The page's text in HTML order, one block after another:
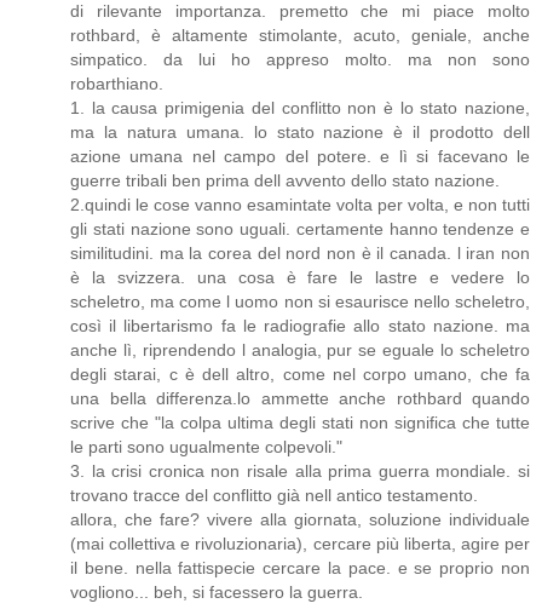
di rilevante importanza. premetto che mi piace molto
rothbard, è altamente stimolante, acuto, geniale, anche
simpatico. da lui ho appreso molto. ma non sono
robarthiano.
1. la causa primigenia del conflitto non è lo stato nazione,
ma la natura umana. lo stato nazione è il prodotto dell
azione umana nel campo del potere. e lì si facevano le
guerre tribali ben prima dell avvento dello stato nazione.
2.quindi le cose vanno esamintate volta per volta, e non tutti
gli stati nazione sono uguali. certamente hanno tendenze e
similitudini. ma la corea del nord non è il canada. l iran non
è la svizzera. una cosa è fare le lastre e vedere lo
scheletro, ma come l uomo non si esaurisce nello scheletro,
così il libertarismo fa le radiografie allo stato nazione. ma
anche lì, riprendendo l analogia, pur se eguale lo scheletro
degli starai, c è dell altro, come nel corpo umano, che fa
una bella differenza.lo ammette anche rothbard quando
scrive che "la colpa ultima degli stati non significa che tutte
le parti sono ugualmente colpevoli."
3. la crisi cronica non risale alla prima guerra mondiale. si
trovano tracce del conflitto già nell antico testamento.
allora, che fare? vivere alla giornata, soluzione individuale
(mai collettiva e rivoluzionaria), cercare più liberta, agire per
il bene. nella fattispecie cercare la pace. e se proprio non
vogliono... beh, si facessero la guerra.